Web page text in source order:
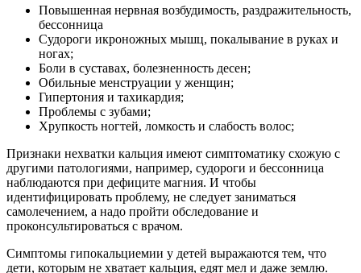
Повышенная нервная возбудимость, раздражительность,
бессонница
Судороги икроножных мышц, покалывание в руках и
ногах;
Боли в суставах, болезненность десен;
Обильные менструации у женщин;
Гипертония и тахикардия;
Проблемы с зубами;
Хрупкость ногтей, ломкость и слабость волос;
Признаки нехватки кальция имеют симптоматику схожую с
другими патологиями, например, судороги и бессонница
наблюдаются при дефиците магния. И чтобы
идентифицировать проблему, не следует заниматься
самолечением, а надо пройти обследование и
проконсультироваться с врачом.
Симптомы гипокальциемии у детей выражаются тем, что
дети, которым не хватает кальция, едят мел и даже землю.